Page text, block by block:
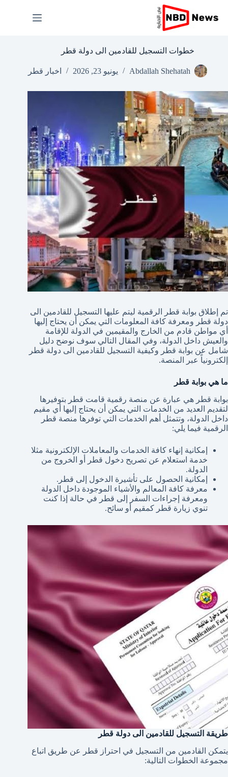
إلى
المحتوى
خطوات التسجيل للقادمين الى دولة قطر
Abdallah Shehatah يونيو 23, 2026 اخبار قطر
تم إطلاق بوابة قطر الرقمية ليتم عليها التسجيل للقادمين الى
دولة قطر ومعرفة كافة المعلومات التي يمكن أن يحتاج إليها
أي مواطن قادم من الخارج والمقيمين في الدولة للإقامة
والعيش داخل الدولة، وفي المقال التالي سوف نوضح دليل
شامل عن بوابة قطر وكيفية التسجيل للقادمين الى دولة قطر
إلكترونياً عبر المنصة.
ما هي بوابة قطر
بوابة قطر هي عبارة عن منصة رقمية قامت قطر بتوفيرها
لتقديم العديد من الخدمات التي يمكن أن يحتاج إليها أي مقيم
داخل الدولة، وتتمثل أهم الخدمات التي توفرها منصة قطر
الرقمية فيما يلي:
إمكانية إنهاء كافة الخدمات والمعاملات الإلكترونية مثلا
خدمة استعلام عن تصريح دخول قطر أو الخروج من
الدولة.
إمكانية الحصول على تأشيرة الدخول إلى قطر.
معرفة كافة المعالم والأشياء الموجودة داخل الدولة
ومعرفة إجراءات السفر إلى قطر في حالة إذا كنت
تنوي زيارة قطر كمقيم أو سائح.
طريقة التسجيل للقادمين الى دولة قطر
يتمكن القادمين من التسجيل في احتراز قطر عن طريق اتباع
مجموعة الخطوات التالية: